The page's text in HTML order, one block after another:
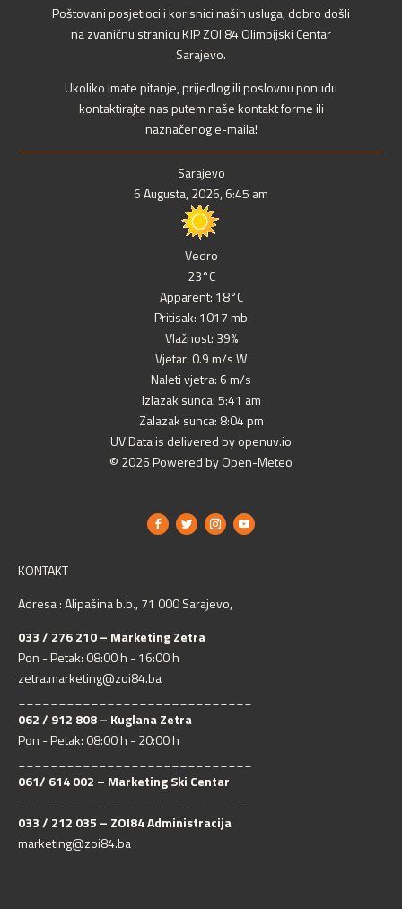
Poštovani posjetioci i korisnici naših usluga, dobro došli
na zvaničnu stranicu KJP ZOI'84 Olimpijski Centar
Sarajevo.
Ukoliko imate pitanje, prijedlog ili poslovnu ponudu
kontaktirajte nas putem naše kontakt forme ili
naznačenog e-maila!
Sarajevo
6 Augusta, 2026, 6:45 am
Vedro
23°C
Apparent: 18°C
Pritisak: 1017 mb
Vlažnost: 39%
Vjetar: 0.9 m/s W
Naleti vjetra: 6 m/s
Izlazak sunca: 5:41 am
Zalazak sunca: 8:04 pm
UV Data is delivered by openuv.io
© 2026 Powered by Open-Meteo
KONTAKT
Adresa : Alipašina b.b., 71 000 Sarajevo,
033 / 276 210 – Marketing Zetra
Pon - Petak: 08:00 h - 16:00 h
zetra.marketing@zoi84.ba
062 / 912 808 – Kuglana Zetra
Pon - Petak: 08:00 h - 20:00 h
061/ 614 002 – Marketing Ski Centar
033 / 212 035 – ZOI84 Administracija
marketing@zoi84.ba